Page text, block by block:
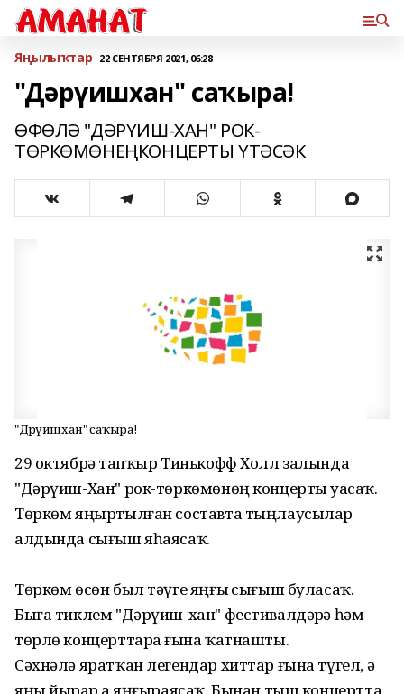
Яңылыҡтар 22 СЕНТЯБРЯ 2021, 06:28
"Дәрүишхан" саҡыра!
ӨФӨЛӘ "ДӘРҮИШ-ХАН" РОК-
ТӨРКӨМӨНЕҢКОНЦЕРТЫ ҮТӘСӘК
"Дәрүишхан" саҡыра!
29 октябрҙә тапҡыр Тинькофф Холл залында
"Дәрүиш-Хан" рок-төркөмөнөң концерты уҙасаҡ.
Төркөм яңыртылған составта тыңлаусылар
алдында сығыш яһаясаҡ.
Төркөм өсөн был тәүге яңғыҙ сығыш буласаҡ.
Быға тиклем "Дәрүиш-хан" фестивалдәрҙә һәм
төрлө концерттарҙа ғына ҡатнашты.
Сәхнәлә яратҡан легендар хиттар ғына түгел, ә